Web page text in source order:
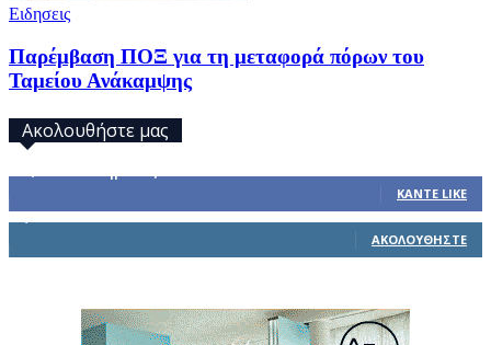
Ειδησεις
Παρέμβαση ΠΟΞ για τη μεταφορά πόρων του
Ταμείου Ανάκαμψης
Ακολουθήστε μας
ΚΆΝΤΕ LIKE
ΑΚΟΛΟΥΘΉΣΤΕ